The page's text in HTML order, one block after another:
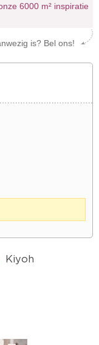
6000 m² inspiratie
is? Bel ons!